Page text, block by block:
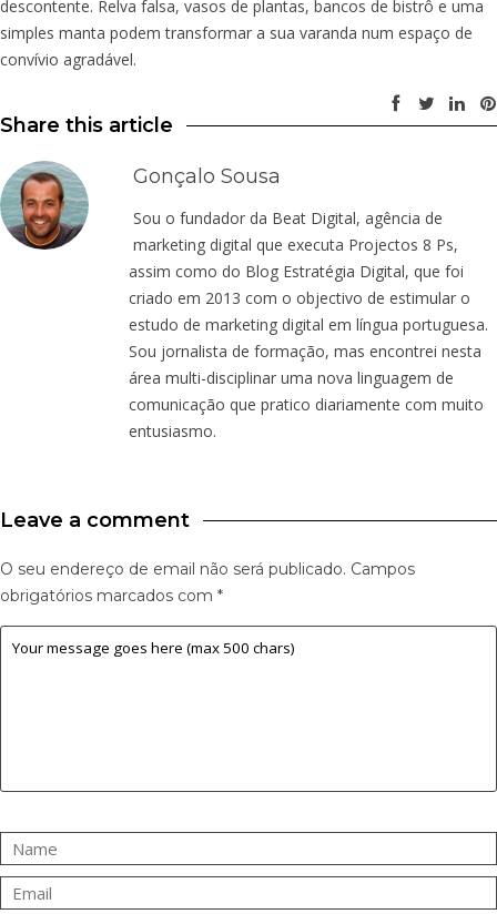
descontente. Relva falsa, vasos de plantas, bancos de bistrô e uma
simples manta podem transformar a sua varanda num espaço de
convívio agradável.
Share this article
Gonçalo Sousa
Sou o fundador da Beat Digital, agência de
marketing digital que executa Projectos 8 Ps,
assim como do Blog Estratégia Digital, que foi
criado em 2013 com o objectivo de estimular o
estudo de marketing digital em língua portuguesa.
Sou jornalista de formação, mas encontrei nesta
área multi-disciplinar uma nova linguagem de
comunicação que pratico diariamente com muito
entusiasmo.
Leave a comment
O seu endereço de email não será publicado. Campos
obrigatórios marcados com *